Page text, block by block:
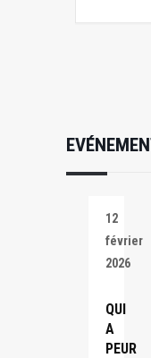
12
février
2026
QUI
A
PEUR